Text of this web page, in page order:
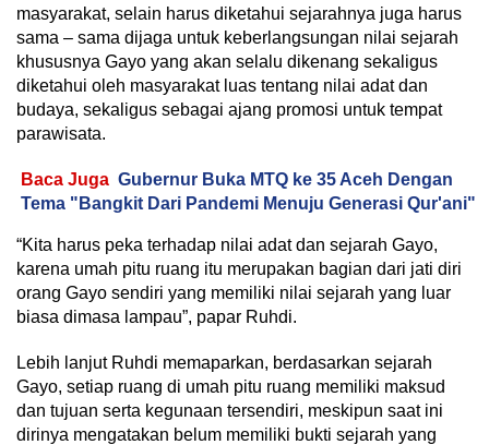
masyarakat, selain harus diketahui sejarahnya juga harus
sama – sama dijaga untuk keberlangsungan nilai sejarah
khususnya Gayo yang akan selalu dikenang sekaligus
diketahui oleh masyarakat luas tentang nilai adat dan
budaya, sekaligus sebagai ajang promosi untuk tempat
parawisata.
Baca Juga Gubernur Buka MTQ ke 35 Aceh Dengan
Tema "Bangkit Dari Pandemi Menuju Generasi Qur'ani"
“Kita harus peka terhadap nilai adat dan sejarah Gayo,
karena umah pitu ruang itu merupakan bagian dari jati diri
orang Gayo sendiri yang memiliki nilai sejarah yang luar
biasa dimasa lampau”, papar Ruhdi.
Lebih lanjut Ruhdi memaparkan, berdasarkan sejarah
Gayo, setiap ruang di umah pitu ruang memiliki maksud
dan tujuan serta kegunaan tersendiri, meskipun saat ini
dirinya mengatakan belum memiliki bukti sejarah yang